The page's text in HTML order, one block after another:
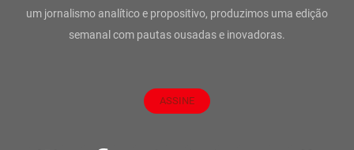
um jornalismo analítico e propositivo, produzimos uma edição
semanal com pautas ousadas e inovadoras.
ASSINE